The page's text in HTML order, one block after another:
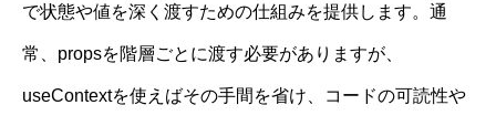
で状態や値を深く渡すための仕組みを提供します。通
常、propsを階層ごとに渡す必要がありますが、
useContextを使えばその手間を省け、コードの可読性や